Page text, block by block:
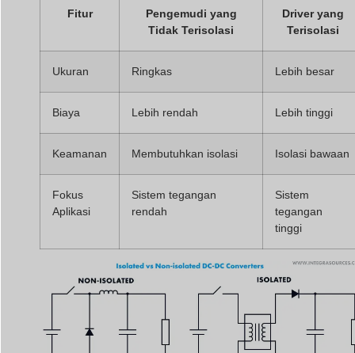
Fitur
Pengemudi yang
Tidak Terisolasi
Driver yang
Terisolasi
Ukuran Ringkas Lebih besar
Biaya Lebih rendah Lebih tinggi
Keamanan Membutuhkan isolasi Isolasi bawaan
Fokus
Aplikasi
Sistem tegangan
rendah
Sistem
tegangan
tinggi